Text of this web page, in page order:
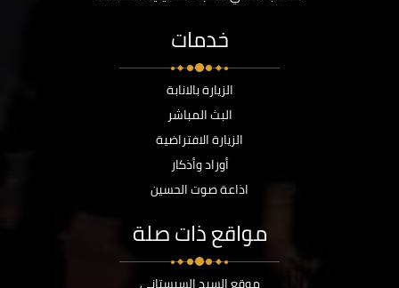
خدمات
الزيارة بالانابة
البث المباشر
الزيارة الافتراضية
أوراد وأذكار
اذاعة صوت الحسين
مواقع ذات صلة